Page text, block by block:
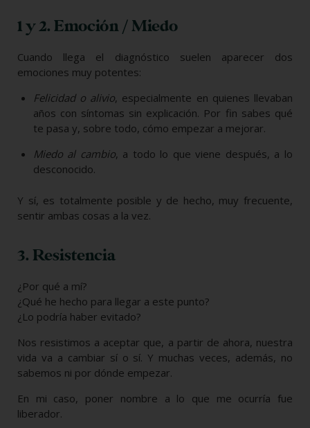
1 y 2. Emoción / Miedo
Cuando llega el diagnóstico suelen aparecer dos
emociones muy potentes:
Felicidad o alivio, especialmente en quienes llevaban
años con síntomas sin explicación. Por fin sabes qué
te pasa y, sobre todo, cómo empezar a mejorar.
Miedo al cambio, a todo lo que viene después, a lo
desconocido.
Y sí, es totalmente posible y de hecho, muy frecuente,
sentir ambas cosas a la vez.
3. Resistencia
¿Por qué a mí?
¿Qué he hecho para llegar a este punto?
¿Lo podría haber evitado?
Nos resistimos a aceptar que, a partir de ahora, nuestra
vida va a cambiar sí o sí. Y muchas veces, además, no
sabemos ni por dónde empezar.
En mi caso, poner nombre a lo que me ocurría fue
liberador.